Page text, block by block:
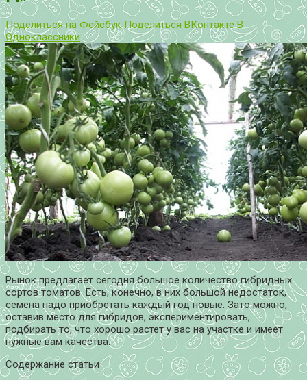
Поделиться на Фейсбук Поделиться ВКонтакте В
Одноклассники
Рынок предлагает сегодня большое количество гибридных
сортов томатов. Есть, конечно, в них большой недостаток,
семена надо приобретать каждый год новые. Зато можно,
оставив место для гибридов, экспериментировать,
подбирать то, что хорошо растет у вас на участке и имеет
нужные вам качества.
Содержание статьи